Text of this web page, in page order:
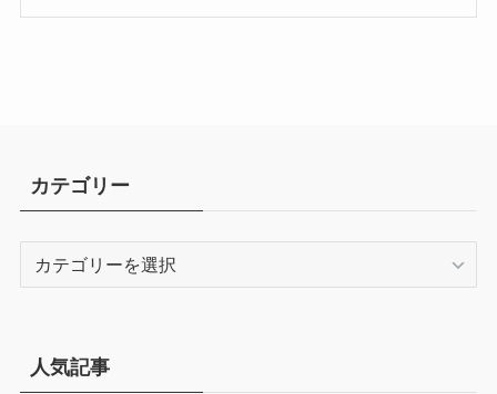
カテゴリー
人気記事